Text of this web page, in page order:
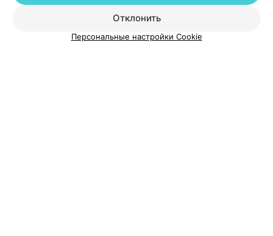
Отклонить
Персональные настройки Cookie